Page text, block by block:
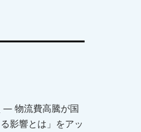
― 物流費高騰が国
影響とは」をアッ